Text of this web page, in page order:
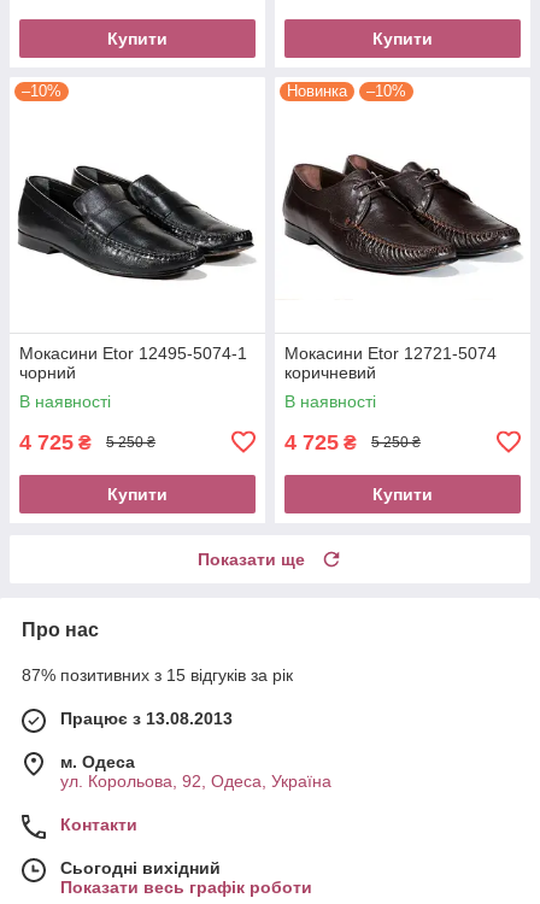
Купити Купити
–10%
Мокасини Etor 12495-5074-1
чорний
В наявності
4 725 ₴ 5 250 ₴
Купити
Новинка –10%
Мокасини Etor 12721-5074
коричневий
В наявності
4 725 ₴ 5 250 ₴
Купити
Показати ще
Про нас
87% позитивних з 15 відгуків за рік
Працює з 13.08.2013
м. Одеса
ул. Корольова, 92, Одеса, Україна
Контакти
Сьогодні вихідний
Показати весь графік роботи